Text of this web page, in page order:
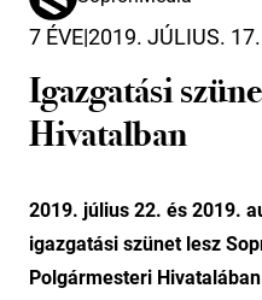
7 ÉVE|2019. JÚLIUS. 17.
Igazgatási
Hivatalban
2019. július 22. és 2019.
igazgatási szünet lesz
Polgármesteri